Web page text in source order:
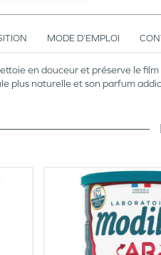
MODE D’EMPLOI
en douceur et préserve le
plus naturelle et son parfum